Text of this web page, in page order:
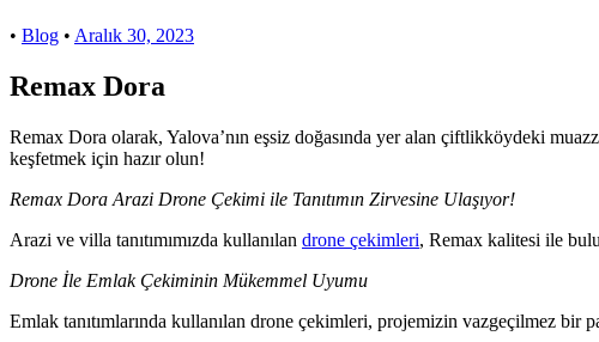
• Blog • Aralık 30, 2023
Remax Dora
Remax Dora olarak, Yalova’nın eşsiz doğasında yer alan çiftlikköydeki
keşfetmek için hazır olun!
Remax Dora Arazi Drone Çekimi ile Tanıtımın Zirvesine Ulaşıyor!
Arazi ve villa tanıtımımızda kullanılan drone çekimleri, Remax kalitesi ile
Drone İle Emlak Çekiminin Mükemmel Uyumu
Emlak tanıtımlarında kullanılan drone çekimleri, projemizin vazgeçilmez